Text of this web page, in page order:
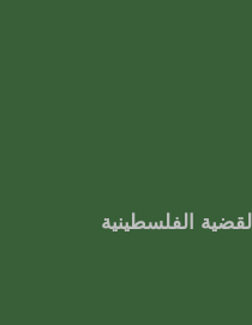
الفلسطينية